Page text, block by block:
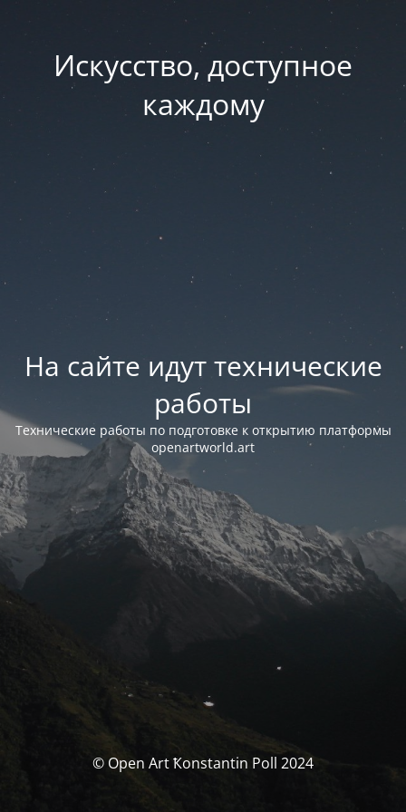
Искусство, доступное
каждому
На сайте идут технические
работы
Технические работы по подготовке к открытию платформы
openartworld.art
© Open Art Ҟonstantin Poll 2024